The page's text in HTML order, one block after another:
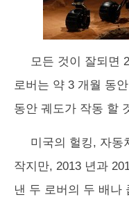
모든 것이 잘되면
로버는 약 3 개월 동
동안 궤도가 작동 할
미국의 헐킹, 자동
작지만, 2013 년과
낸 두 로버의 두 배나